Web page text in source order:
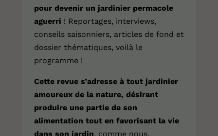
pour devenir un jardinier permacole
aguerri ! Reportages, interviews,
conseils saisonniers, articles de fond et
dossier thématiques, voilà le
programme !
Cette revue s’adresse à tout jardinier
amoureux de la nature, désirant
produire une partie de son
alimentation tout en favorisant la vie
dans son jardin, comme nous.